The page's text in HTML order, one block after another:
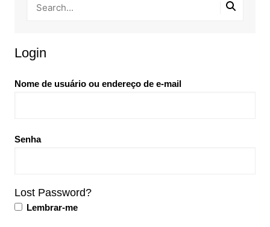
Login
Nome de usuário ou endereço de e-mail
Senha
Lost Password?
Lembrar-me